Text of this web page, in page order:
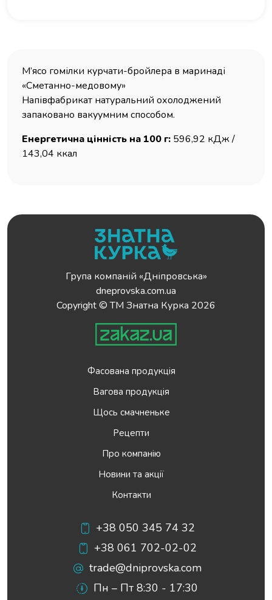
М’ясо гомілки курчати-бройлера в маринаді
«Сметанно-медовому»
Напівфабрикат натуральний охолоджений
запаковано вакуумним способом.
Енергетична цінність на 100 г: 596,92 кДж /
143,04 ккал
Група компаній «Дніпровська»
dneprovska.com.ua
Copyright © ТМ Знатна Курка 2026
Фасована продукція
Вагова продукція
Щось смачненьке
Рецепти
Про компанію
Новини та акції
Контакти
+38 050 345 74 32
+38 061 702-02-02
trade@dniprovska.com
Пн – Пт 8:30 - 17:30